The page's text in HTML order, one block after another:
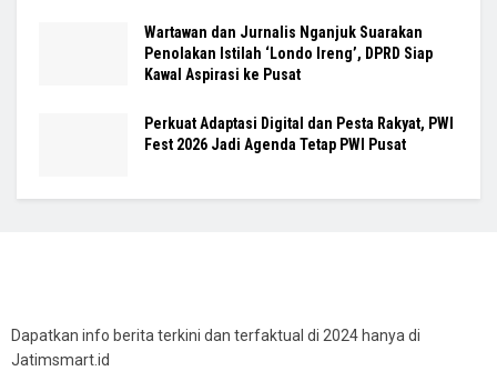
Wartawan dan Jurnalis Nganjuk Suarakan
Penolakan Istilah ‘Londo Ireng’, DPRD Siap
Kawal Aspirasi ke Pusat
Perkuat Adaptasi Digital dan Pesta Rakyat, PWI
Fest 2026 Jadi Agenda Tetap PWI Pusat
Dapatkan info berita terkini dan terfaktual di 2024 hanya di
Jatimsmart.id